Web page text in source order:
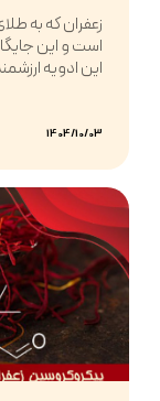
زعفران که به
است و این
این ادویه
1404/10/03